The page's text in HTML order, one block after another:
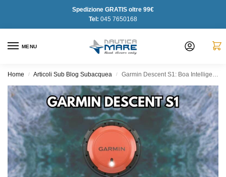
Spedizione GRATIS oltre 99€
Tel: 045 7650168
MENU
Home / Articoli Sub Blog Subacquea / Garmin Descent S1: Boa Intelligente per Immersioni Sicure